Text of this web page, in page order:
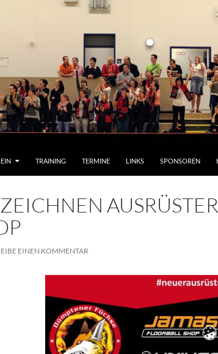
TRAINING TERMINE LINKS SPONSOREN
EINEN KOMMENTAR